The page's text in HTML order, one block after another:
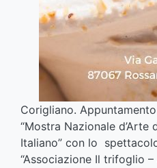
Corigliano.
“Mostra Nazionale d’Arte
Italiano” con lo
“Associazione Il trifoglio